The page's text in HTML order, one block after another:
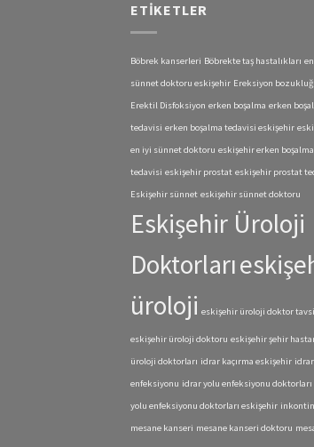
ETIKETLER
Böbrek kanserleri Böbrekte taş hastalıkları
sünnet doktoru eskişehir Ereksiyon
Erektil Disfoksiyon erken boşalma erken
tedavisi erken boşalma tedavisi eskişehir
en iyi sünnet doktoru eskişehir erken boşalma
tedavisi eskişehir prostat eskişehir prostat
Eskişehir sünnet eskişehir sünnet doktoru
Eskişehir Üroloji
Doktorları
üroloji eskişehir üroloji doktor
eskişehir üroloji doktoru eskişehir şehir
üroloji doktorları idrar kaçırma eskişehir
enfeksiyonu idrar yolu enfeksiyonu doktorları
yolu enfeksiyonu doktorları eskişehir
mesane kanseri mesane kanseri doktoru